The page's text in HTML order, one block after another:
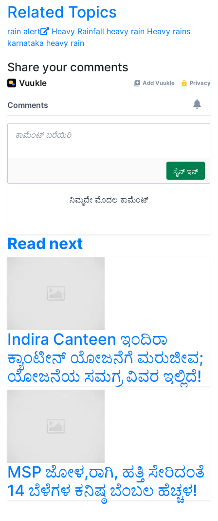
Related Topics
rain alert Heavy Rainfall heavy rain Heavy rains
karnataka heavy rain
Share your comments
Read next
Indira Canteen ಇಂದಿರಾ
ಕ್ಯಾಂಟೀನ್‌ ಯೋಜನೆಗೆ ಮರುಜೀವ;
ಯೋಜನೆಯ ಸಮಗ್ರ ವಿವರ ಇಲ್ಲಿದೆ!
MSP ಜೋಳ,ರಾಗಿ, ಹತ್ತಿ ಸೇರಿದಂತೆ
14 ಬೆಳೆಗಳ ಕನಿಷ್ಠ ಬೆಂಬಲ ಹೆಚ್ಚಳ!